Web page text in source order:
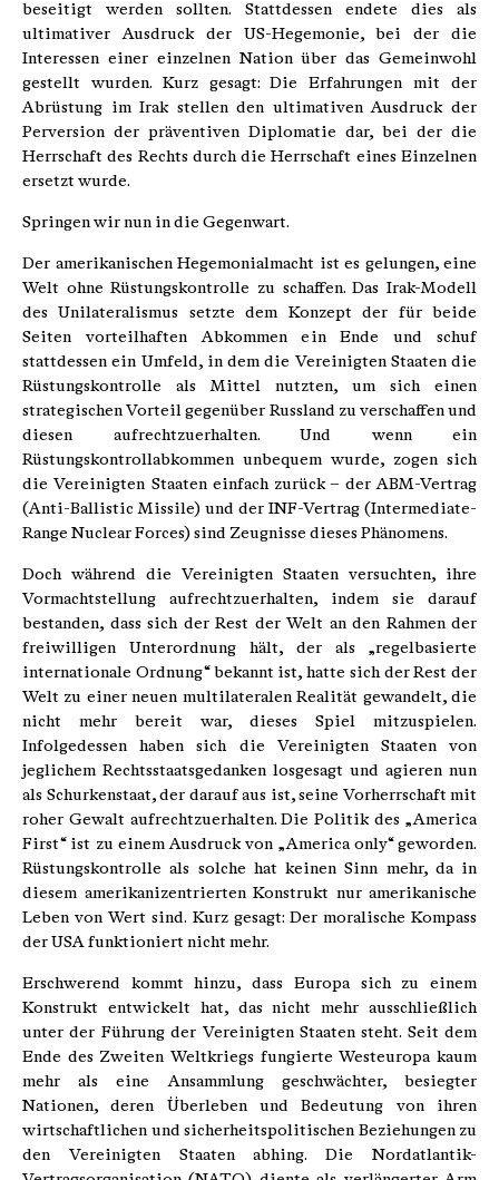
beseitigt werden sollten. Stattdessen endete dies als
ultimativer Ausdruck der US-Hegemonie, bei der die
Interessen einer einzelnen Nation über das Gemeinwohl
gestellt wurden. Kurz gesagt: Die Erfahrungen mit der
Abrüstung im Irak stellen den ultimativen Ausdruck der
Perversion der präventiven Diplomatie dar, bei der die
Herrschaft des Rechts durch die Herrschaft eines Einzelnen
ersetzt wurde.
Springen wir nun in die Gegenwart.
Der amerikanischen Hegemonialmacht ist es gelungen, eine
Welt ohne Rüstungskontrolle zu schaffen. Das Irak-Modell
des Unilateralismus setzte dem Konzept der für beide
Seiten vorteilhaften Abkommen ein Ende und schuf
stattdessen ein Umfeld, in dem die Vereinigten Staaten die
Rüstungskontrolle als Mittel nutzten, um sich einen
strategischen Vorteil gegenüber Russland zu verschaffen und
diesen aufrechtzuerhalten. Und wenn ein
Rüstungskontrollabkommen unbequem wurde, zogen sich
die Vereinigten Staaten einfach zurück – der ABM-Vertrag
(Anti-Ballistic Missile) und der INF-Vertrag (Intermediate-
Range Nuclear Forces) sind Zeugnisse dieses Phänomens.
Doch während die Vereinigten Staaten versuchten, ihre
Vormachtstellung aufrechtzuerhalten, indem sie darauf
bestanden, dass sich der Rest der Welt an den Rahmen der
freiwilligen Unterordnung hält, der als „regelbasierte
internationale Ordnung“ bekannt ist, hatte sich der Rest der
Welt zu einer neuen multilateralen Realität gewandelt, die
nicht mehr bereit war, dieses Spiel mitzuspielen.
Infolgedessen haben sich die Vereinigten Staaten von
jeglichem Rechtsstaatsgedanken losgesagt und agieren nun
als Schurkenstaat, der darauf aus ist, seine Vorherrschaft mit
roher Gewalt aufrechtzuerhalten. Die Politik des „America
First“ ist zu einem Ausdruck von „America only“ geworden.
Rüstungskontrolle als solche hat keinen Sinn mehr, da in
diesem amerikanizentrierten Konstrukt nur amerikanische
Leben von Wert sind. Kurz gesagt: Der moralische Kompass
der USA funktioniert nicht mehr.
Erschwerend kommt hinzu, dass Europa sich zu einem
Konstrukt entwickelt hat, das nicht mehr ausschließlich
unter der Führung der Vereinigten Staaten steht. Seit dem
Ende des Zweiten Weltkriegs fungierte Westeuropa kaum
mehr als eine Ansammlung geschwächter, besiegter
Nationen, deren Überleben und Bedeutung von ihren
wirtschaftlichen und sicherheitspolitischen Beziehungen zu
den Vereinigten Staaten abhing. Die Nordatlantik-